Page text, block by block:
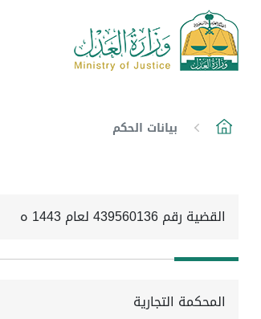
بيانات الحكم
القضية رقم 439560136 لعام 1443 ه
المحكمة التجارية